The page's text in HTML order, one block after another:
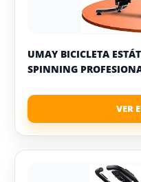
UMAY BICICLETA
SPINNING